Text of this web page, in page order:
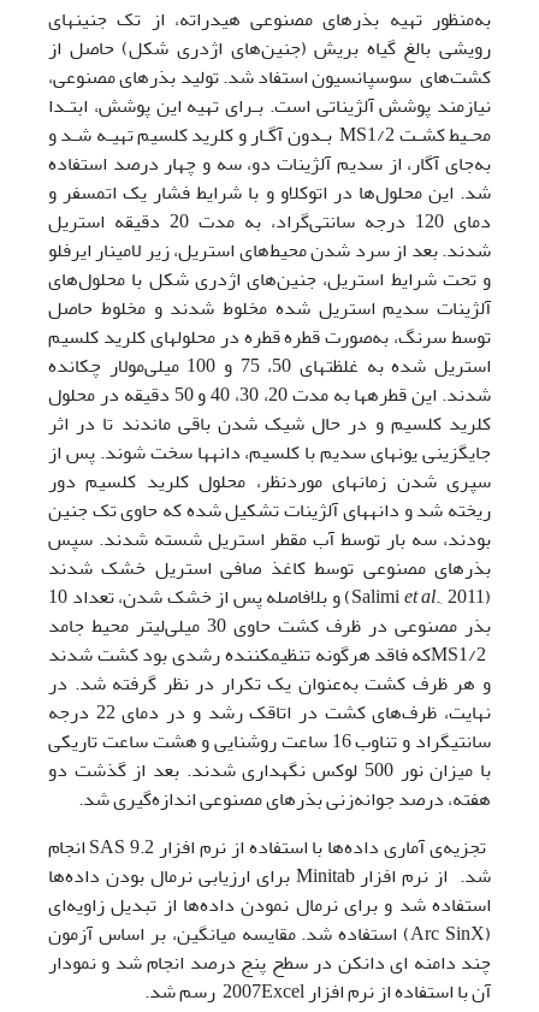
به‌منظور تهیه بذرهای مصنوعی هیدراته، از تک جنین­های
رویشی بالغ گیاه بریش (جنین‌های اژدری شکل) حاصل از
کشت‌های سوسپانسیون استفاد شد. تولید بذرهای مصنوعی،
نیازمند پوشش آلژیناتی است. بـرای تهیه این پوشش، ابتـدا
محـیط کشـت MS1/2 بـدون آگـار و کلرید کلسیم تهیـه شـد و
به‌جای آگار، از سدیم آلژینات دو، سه و چهار درصد استفاده
شد. این محلول‌ها در اتوکلاو و با شرایط فشار یک اتمسفر و
دمای 120 درجه سانتی‌گراد، به مدت 20 دقیقه استریل
شدند. بعد از سرد شدن محیط‌های استریل، زیر لامینار ایرفلو
و تحت شرایط استریل، جنین‌های اژدری شکل با محلول‌های
آلژینات سدیم استریل شده مخلوط شدند و مخلوط حاصل
توسط سرنگ، به‌صورت قطره قطره در محلول­های کلرید کلسیم
استریل شده به غلظت­های 50، 75 و 100 میلی‌مولار چکانده
شدند. این قطره­ها به مدت 20، 30، 40 و 50 دقیقه در محلول
کلرید کلسیم و در حال شیک شدن باقی ماندند تا در اثر
جایگزینی یون­های سدیم با کلسیم، دانه­ها سخت شوند. پس از
سپری شدن زمان­های موردنظر، محلول­ کلرید کلسیم دور
ریخته شد و دانه­های آلژینات تشکیل شده که حاوی تک جنین
بودند، سه بار توسط آب مقطر استریل شسته شدند. سپس
بذرهای مصنوعی توسط کاغذ صافی استریل خشک شدند
(Salimi
et al
., 2011) و بلافاصله پس از خشک شدن، تعداد 10
بذر مصنوعی در ظرف کشت حاوی 30 میلی‌لیتر محیط جامد
MS1/2که فاقد هرگونه تنظیم­کننده رشدی بود کشت شدند
و هر ظرف کشت به‌عنوان یک تکرار در نظر گرفته شد. در
نهایت، ظرف‌های کشت در اتاقک رشد و در دمای 22 درجه
سانتی­گراد و تناوب 16 ساعت روشنایی و هشت ساعت تاریکی
با میزان نور 500 لوکس نگهداری شدند. بعد از گذشت دو
هفته، درصد جوانه‌زنی بذرهای مصنوعی اندازه‌گیری شد.
تجزیه‌ی آماری داده‌ها با استفاده از نرم افزار SAS 9.2 انجام
شد. از نرم افزار Minitab برای ارزیابی نرمال بودن داده‌ها
استفاده شد و برای نرمال نمودن داده‌ها از تبدیل زاویه‌ای
(Arc SinX) استفاده شد. مقایسه میانگین، بر اساس آزمون
چند دامنه­ ای دانکن در سطح پنج درصد انجام شد و نمودار
آن با استفاده از نرم افزار 2007Excel رسم شد.